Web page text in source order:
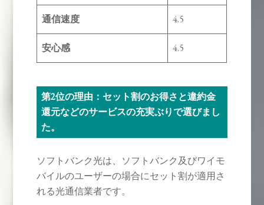
通信速度 4.5
安心感 4.5
第2位の理由：セット割のお得さと違約金
還元などのサービスの充実ぶりで選びまし
た。
ソフトバンク光は、ソフトバンク及びワイモ
バイルのユーザーの場合にセット割が適用さ
れる光通信業者です。